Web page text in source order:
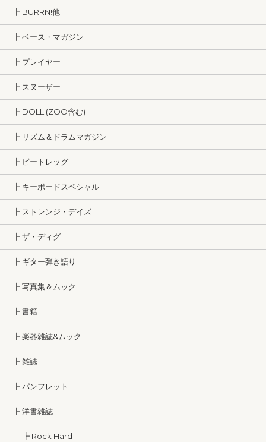
┣ BURRN!他
┣ ベース・マガジン
┣ プレイヤー
┣ スヌーザー
┣ DOLL (ZOO含む)
┣ リズム＆ドラムマガジン
┣ ビートレッグ
┣ キーボードスペシャル
┣ ストレンジ・デイズ
┣ ザ・ディグ
┣ ギター弾き語り
┣ 写真集＆ムック
┣ 書籍
┣ 楽器雑誌&ムック
┣ 雑誌
┣ パンフレット
┣ 洋書雑誌
┣ Rock Hard